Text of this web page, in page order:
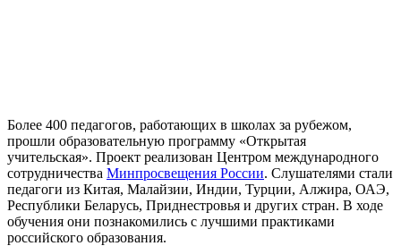
Более 400 педагогов, работающих в школах за рубежом,
прошли образовательную программу «Открытая
учительская». Проект реализован Центром международного
сотрудничества Минпросвещения России. Слушателями стали
педагоги из Китая, Малайзии, Индии, Турции, Алжира, ОАЭ,
Республики Беларусь, Приднестровья и других стран. В ходе
обучения они познакомились с лучшими практиками
российского образования.